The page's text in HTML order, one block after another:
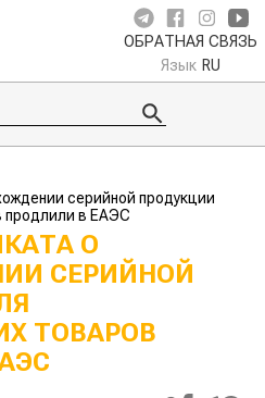
ОБРАТНАЯ СВЯЗЬ
Язык RU
серийной продукции
продлили в ЕАЭС
О
СЕРИЙНОЙ
ТОВАРОВ